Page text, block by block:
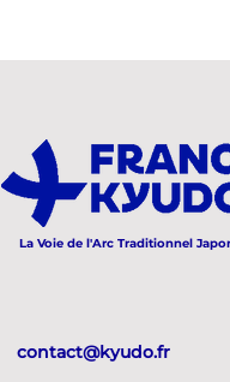
La Voie de l'Arc Traditionnel
contact@kyudo.fr